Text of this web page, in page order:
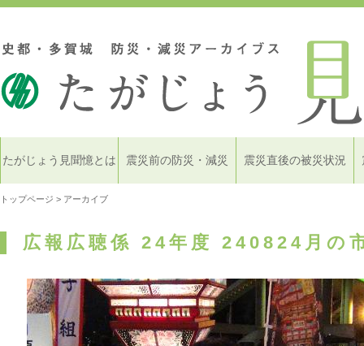
たがじょう見聞憶とは 震災前の防災・減災 震災直後の被災状況
トップページ > アーカイブ
広報広聴係 24年度 240824月の